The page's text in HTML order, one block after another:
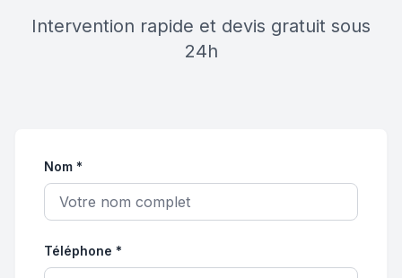
Intervention rapide et devis gratuit sous
24h
Nom *
Téléphone *